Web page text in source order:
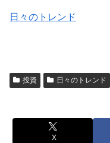
日々のトレンド
投資 日々のトレンド
X